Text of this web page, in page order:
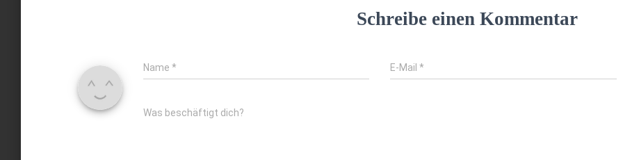
Schreibe einen Kommentar
Name * E-Mail*
Was beschäftigt dich?